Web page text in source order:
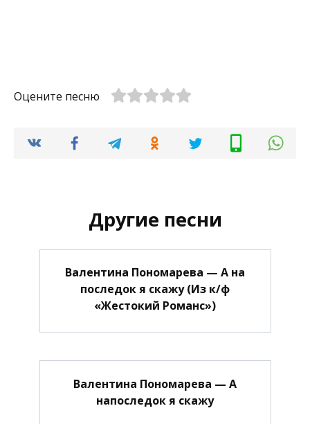
Оцените песню
Другие песни
Валентина Пономарева — А на
последок я скажу (Из к/ф
«Жестокий Романс»)
Валентина Пономарева — А
напоследок я скажу